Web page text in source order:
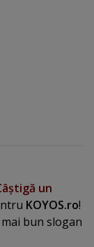
un
KOYOS.ro!
bun slogan